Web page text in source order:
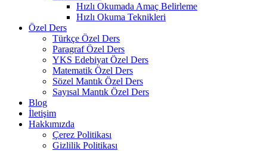
Hızlı Okumada Amaç Belirleme
Hızlı Okuma Teknikleri
Özel Ders
Türkçe Özel Ders
Paragraf Özel Ders
YKS Edebiyat Özel Ders
Matematik Özel Ders
Sözel Mantık Özel Ders
Sayısal Mantık Özel Ders
Blog
İletişim
Hakkımızda
Çerez Politikası
Gizlilik Politikası